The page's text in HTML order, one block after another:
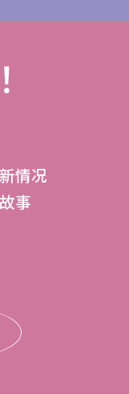
存、編排和
完成編目，並
情况
事